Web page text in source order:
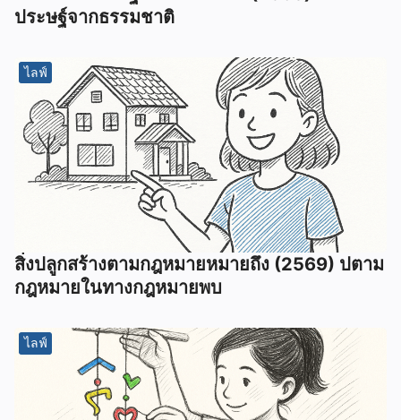
ประษฐ์จากธรรมชาติ
ไลฟ์
สิ่งปลูกสร้างตามกฎหมายหมายถึง (2569) ปตาม
กฎหมายในทางกฎหมายพบ
ไลฟ์